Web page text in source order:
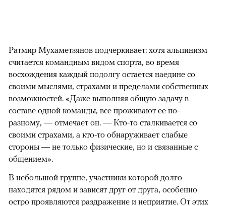
Ратмир Мухаметзянов подчеркивает: хотя альпинизм
считается командным видом спорта, во время
восхождения каждый подолгу остается наедине со
своими мыслями, страхами и пределами собственных
возможностей. «Даже выполняя общую задачу в
составе одной команды, все проживают ее по-
разному, — отмечает он. — Кто-то сталкивается со
своими страхами, а кто-то обнаруживает слабые
стороны — не только физические, но и связанные с
общением».
В небольшой группе, участники которой долго
находятся рядом и зависят друг от друга, особенно
остро проявляются раздражение и неприятие. От этих